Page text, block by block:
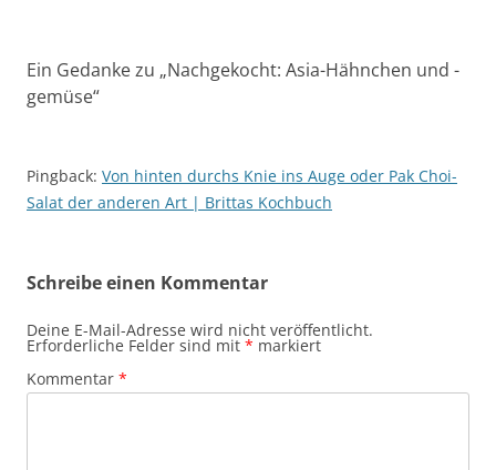
Ein Gedanke zu „Nachgekocht: Asia-Hähnchen und -
gemüse“
Pingback: Von hinten durchs Knie ins Auge oder Pak Choi-
Salat der anderen Art | Brittas Kochbuch
Schreibe einen Kommentar
Deine E-Mail-Adresse wird nicht veröffentlicht.
Erforderliche Felder sind mit * markiert
Kommentar *